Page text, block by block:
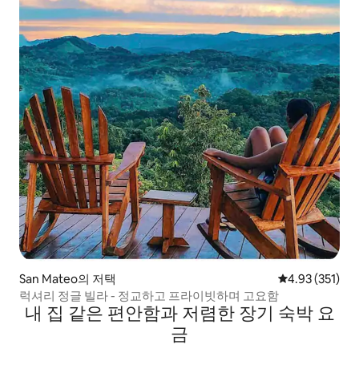
San Mateo의 저택 평점 4.93점(5
4.93 (351)
럭셔리 정글 빌라 - 정교하고 프라이빗하며 고요함
내 집 같은 편안함과 저렴한 장기 숙박 요
금